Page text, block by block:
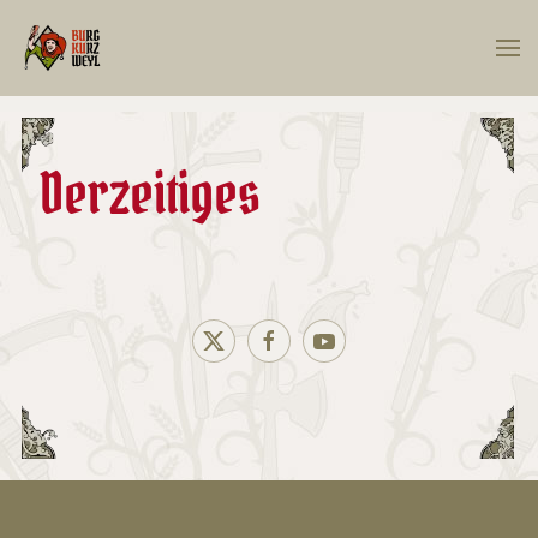
Zum Hauptinhalt springen
Derzeitiges